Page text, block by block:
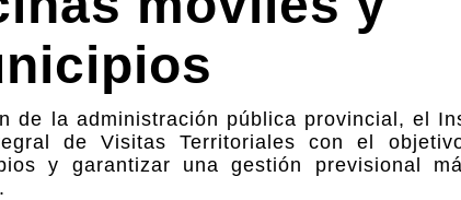
de la administración pública provincial, el
de Visitas Territoriales con el
y garantizar una gestión previsional